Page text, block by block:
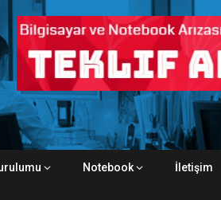
Notebook İletişim